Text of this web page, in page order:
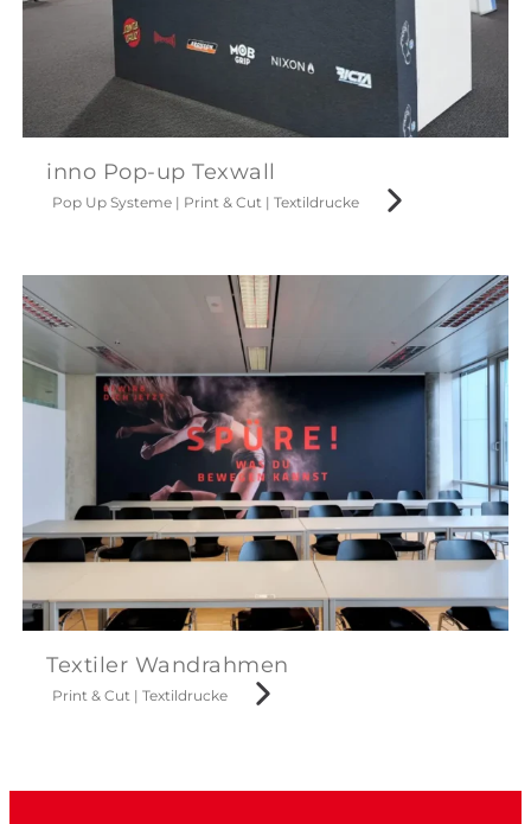
inno Pop-up Texwall
Pop Up Systeme | Print & Cut | Textildrucke
Textiler Wandrahmen
Print & Cut | Textildrucke